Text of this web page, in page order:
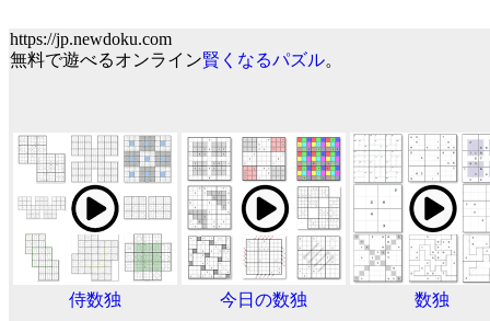
https://jp.newdoku.com
無料で遊べるオンライン賢くなるパズル。
侍数独 今日の数独 数独